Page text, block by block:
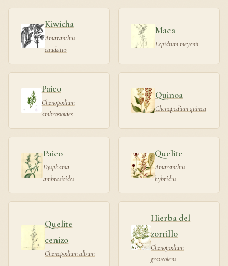
Kiwicha
Amaranthus
caudatus
Maca
Lepidium meyenii
Paico
Chenopodium
ambrosioides
Quinoa
Chenopodium quinoa
Paico
Dysphania
ambrosioides
Quelite
Amaranthus
hybridus
Quelite
cenizo
Chenopodium album
Hierba del
zorrillo
Chenopodium
graveolens